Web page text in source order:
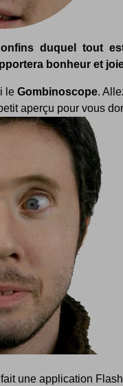
duquel tout
bonheur et
le Gombinoscope.
aperçu pour vous
une application